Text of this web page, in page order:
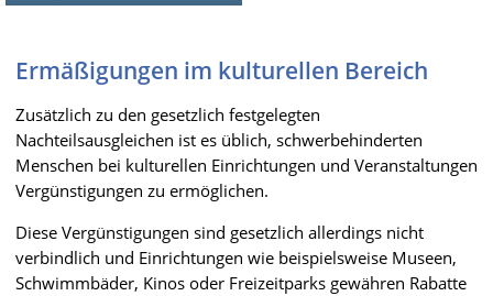
Ermäßigungen im kulturellen Bereich
Zusätzlich zu den gesetzlich festgelegten
Nachteilsausgleichen ist es üblich, schwerbehinderten
Menschen bei kulturellen Einrichtungen und Veranstaltungen
Vergünstigungen zu ermöglichen.
Diese Vergünstigungen sind gesetzlich allerdings nicht
verbindlich und Einrichtungen wie beispielsweise Museen,
Schwimmbäder, Kinos oder Freizeitparks gewähren Rabatte